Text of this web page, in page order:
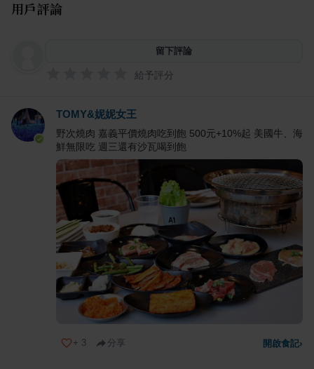
用戶評論
留下評論
給予評分
TOMY&妮妮女王
野次燒肉 嘉義平價燒肉吃到飽 500元+10%起 美國牛、海
鮮無限吃 週三還有沙瓦喝到飽
+ 3 分享 開啟食記›